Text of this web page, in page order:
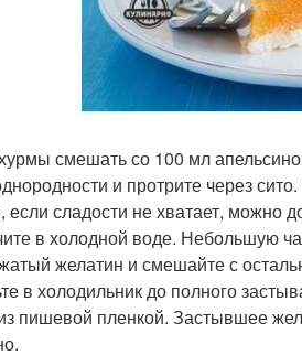
смешать со 100 мл
и протрите через
если сладости не хватает, можно
в холодной воде. Небольшую
желатин и смешайте с
в холодильник до полного
пишевой пленкой. Застывшее